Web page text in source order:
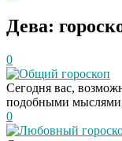
Дева:
0
Общий гороскоп
Сегодня вас,
подобными мыслями,
0
Любовный